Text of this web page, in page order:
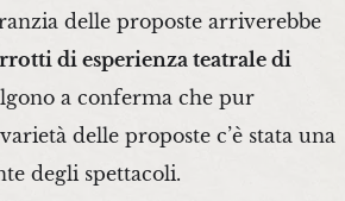
delle proposte arriverebbe
di esperienza teatrale di
a conferma che pur
delle proposte c’è stata una
degli spettacoli.